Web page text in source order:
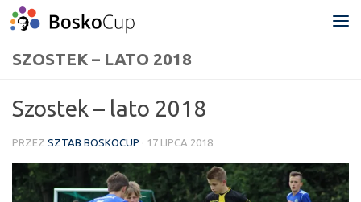
Przejdź do treści
SZOSTEK – LATO 2018
Szostek – lato 2018
PRZEZ SZTAB BOSKOCUP · 17 LIPCA 2018